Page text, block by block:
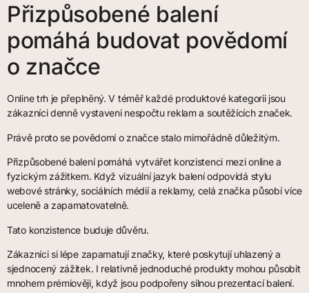
Přizpůsobené balení
pomáhá budovat povědomí
o značce
Online trh je přeplněný. V téměř každé produktové kategorii jsou
zákazníci denně vystaveni nespočtu reklam a soutěžících značek.
Právě proto se povědomí o značce stalo mimořádně důležitým.
Přizpůsobené balení pomáhá vytvářet konzistenci mezi online a
fyzickým zážitkem. Když vizuální jazyk balení odpovídá stylu
webové stránky, sociálních médií a reklamy, celá značka působí více
uceleně a zapamatovatelně.
Tato konzistence buduje důvěru.
Zákazníci si lépe zapamatují značky, které poskytují uhlazený a
sjednocený zážitek. I relativně jednoduché produkty mohou působit
mnohem prémiověji, když jsou podpořeny silnou prezentací balení.